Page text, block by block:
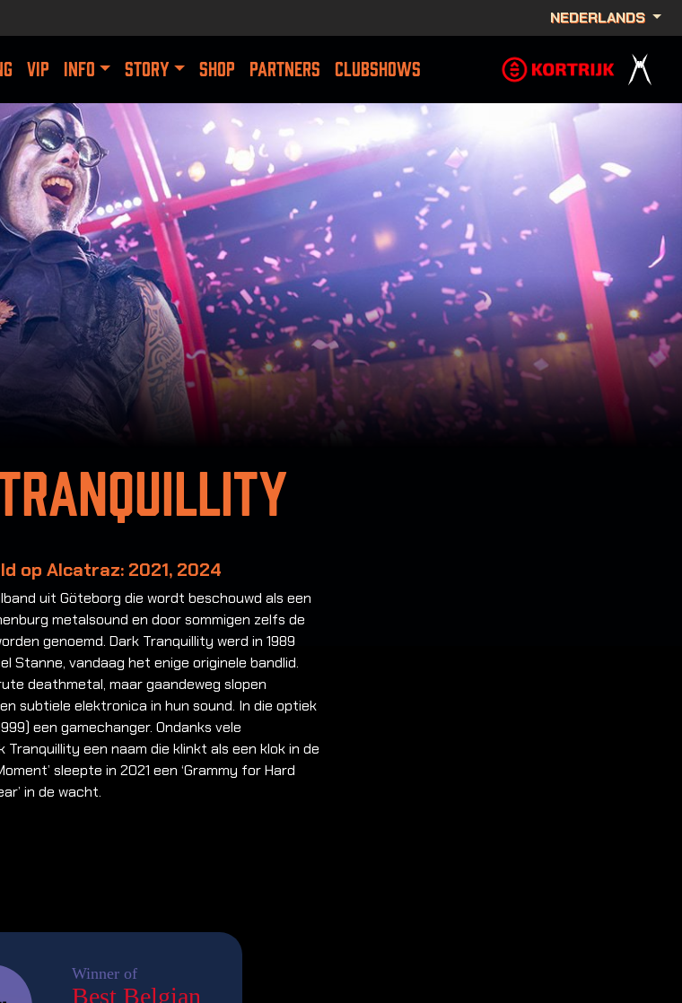
NEDERLANDS
VIP INFO STORY SHOP PARTNERS CLUBSHOWS
Tranquillity
op Alcatraz: 2021, 2024
uit Göteborg die wordt beschouwd als een
metalsound en door sommigen zelfs de
genoemd. Dark Tranquillity werd in 1989
Stanne, vandaag het enige originele bandlid.
deathmetal, maar gaandeweg slopen
subtiele elektronica in hun sound. In die optiek
een gamechanger. Ondanks vele
een naam die klinkt als een klok in de
sleepte in 2021 een ‘Grammy for Hard
in de wacht.